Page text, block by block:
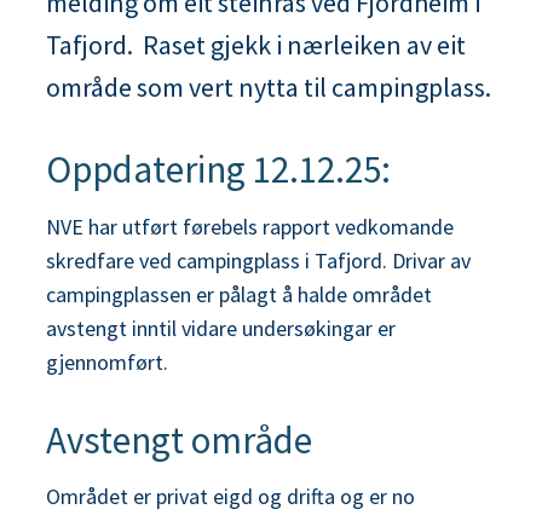
n
e
Tafjord. Raset gjekk i nærleiken av eit
område som vert nytta til campingplass.
Oppdatering 12.12.25:
NVE har utført førebels rapport vedkomande
skredfare ved campingplass i Tafjord. Drivar av
campingplassen er pålagt å halde området
avstengt inntil vidare undersøkingar er
gjennomført.
Avstengt område
Området er privat eigd og drifta og er no